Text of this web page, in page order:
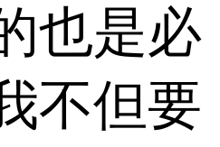
也是必
不但要